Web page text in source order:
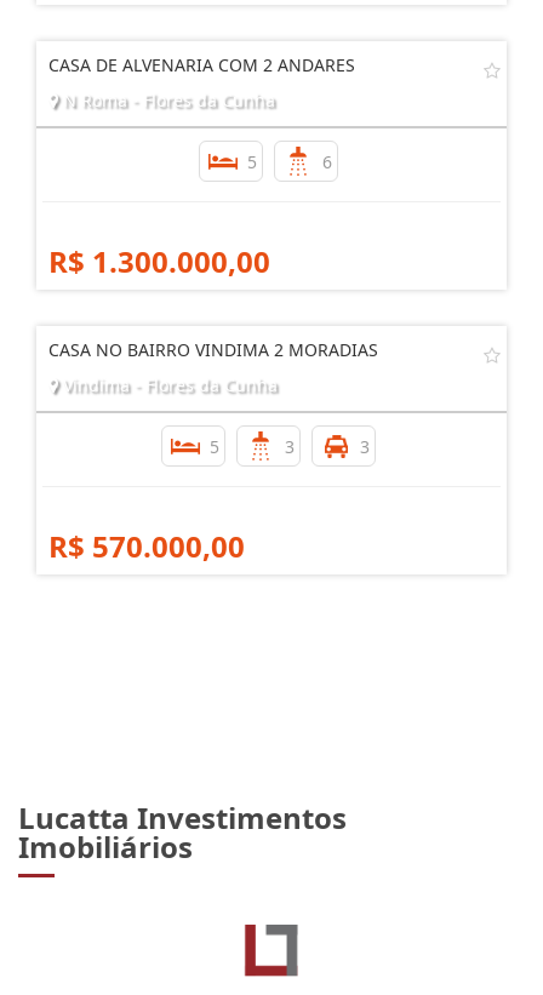
CASA DE ALVENARIA COM 2 ANDARES
N Roma - Flores da Cunha
5 6
R$ 1.300.000,00
CASA NO BAIRRO VINDIMA 2 MORADIAS
Vindima - Flores da Cunha
5 3 3
R$ 570.000,00
Lucatta Investimentos
Imobiliários